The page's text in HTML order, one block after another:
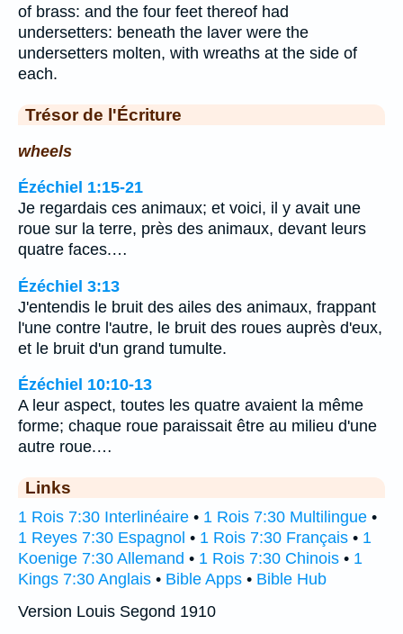
of brass: and the four feet thereof had
undersetters: beneath the laver were the
undersetters molten, with wreaths at the side of
each.
Trésor de l'Écriture
wheels
Ézéchiel 1:15-21
Je regardais ces animaux; et voici, il y avait une
roue sur la terre, près des animaux, devant leurs
quatre faces.…
Ézéchiel 3:13
J'entendis le bruit des ailes des animaux, frappant
l'une contre l'autre, le bruit des roues auprès d'eux,
et le bruit d'un grand tumulte.
Ézéchiel 10:10-13
A leur aspect, toutes les quatre avaient la même
forme; chaque roue paraissait être au milieu d'une
autre roue.…
Links
1 Rois 7:30 Interlinéaire • 1 Rois 7:30 Multilingue •
1 Reyes 7:30 Espagnol • 1 Rois 7:30 Français • 1
Koenige 7:30 Allemand • 1 Rois 7:30 Chinois • 1
Kings 7:30 Anglais • Bible Apps • Bible Hub
Version Louis Segond 1910